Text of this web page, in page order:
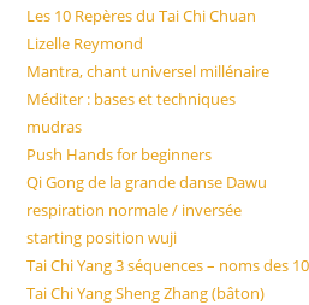
Les 10 Repères du Tai Chi Chuan
Lizelle Reymond
Mantra, chant universel millénaire
Méditer : bases et techniques
mudras
Push Hands for beginners
Qi Gong de la grande danse Dawu
respiration normale / inversée
starting position wuji
Tai Chi Yang 3 séquences – noms des
Tai Chi Yang Sheng Zhang (bâton)